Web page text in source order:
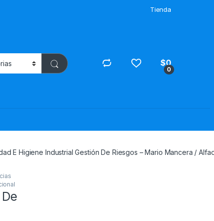
Tienda
0
$0
E Higiene Industrial Gestión De Riesgos – Mario Mancera /